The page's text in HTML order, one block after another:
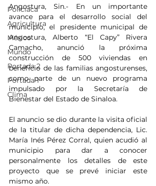
Policiaca
Agricultura
México
Mundo
Portada 2
Portada 1
Clima
Angostura, Sin.- En un importante
avance para el desarrollo social del
municipio, el presidente municipal de
Angostura, Alberto “El Capy” Rivera
Camacho, anunció la próxima
construcción de 500 viviendas en
beneficio de las familias angosturenses,
como parte de un nuevo programa
impulsado por la Secretaría de
Bienestar del Estado de Sinaloa.
El anuncio se dio durante la visita oficial
de la titular de dicha dependencia, Lic.
María Inés Pérez Corral, quien acudió al
municipio para dar a conocer
personalmente los detalles de este
proyecto que se prevé iniciar este
mismo año.